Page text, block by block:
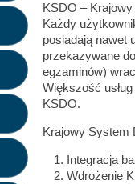
KSDO –
Każdy
posiadają nawet
przekazywane
egzaminów)
Większość
KSDO.
Krajowy System
Integracja
Wdrożenie